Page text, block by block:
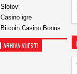
Slotovi
Casino igre
Bitcoin Casino Bonus
ARHIVA VIJESTI